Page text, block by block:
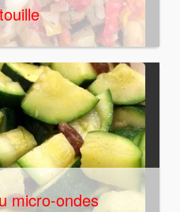
micro-ondes